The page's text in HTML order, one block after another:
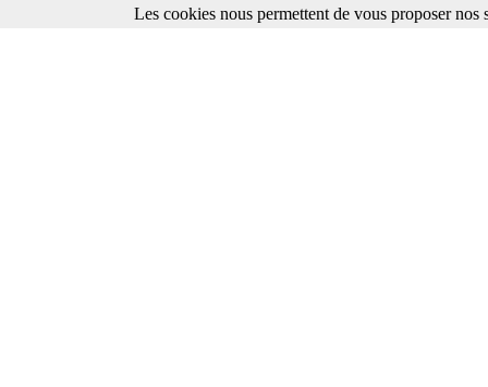
Les cookies nous permettent de vous proposer